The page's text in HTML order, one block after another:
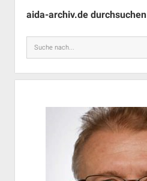
aida-archiv.de durchsuchen